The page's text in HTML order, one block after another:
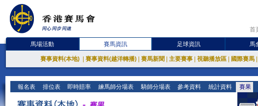
首
馬場活動 賽馬資訊 足球資訊 馬
賽事資料(本地) 賽事資料(越洋轉播) 賽馬新聞 主要賽事 視聽播放區 國際賽馬
報名表 排位表 即時賠率 練馬師分場表 騎師分場表 參考資料 統計資料 賽果